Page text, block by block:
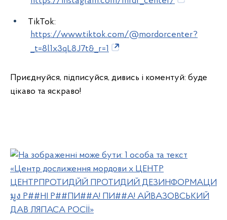
TikTok:
https://www.tiktok.com/@mordorcenter?
_t=8l1x3qL8J7t&_r=1
Приєднуйся, підписуйся, дивись і коментуй: буде
цікаво та яскраво!